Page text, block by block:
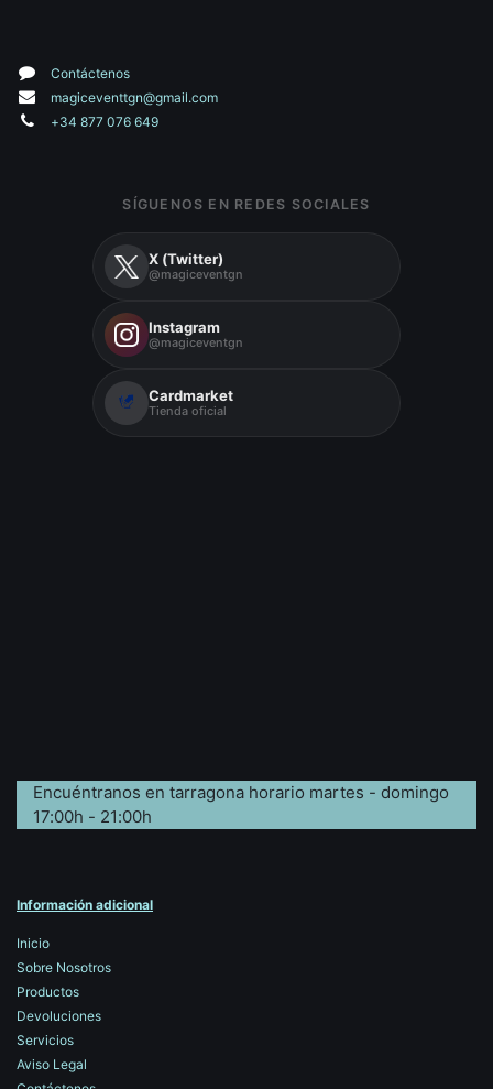
Contáctenos
magiceventtgn@gmail.com
+34 877 076 649
SÍGUENOS EN REDES SOCIALES
X (Twitter)
@magiceventgn
Instagram
@magiceventgn
Cardmarket
Tienda oficial
Encuéntranos en tarragona horario martes - domingo
17:00h - 21:00h
Información adicional
Inicio
Sobre Nosotros
Productos
Devoluciones
Servicios
Aviso Legal